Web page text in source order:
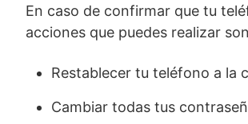
En caso de confirmar que tu
acciones que puedes realizar
Restablecer tu teléfono a la
Cambiar todas tus